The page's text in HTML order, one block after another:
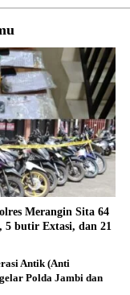
Merangin Sita 64
5 butir Extasi, dan 21
Antik (Anti
Polda Jambi dan